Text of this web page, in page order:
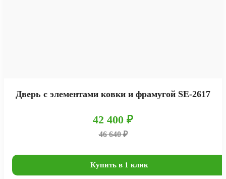
Дверь с элементами ковки и фрамугой SE-2617
42 400 ₽
46 640 ₽
Купить в 1 клик